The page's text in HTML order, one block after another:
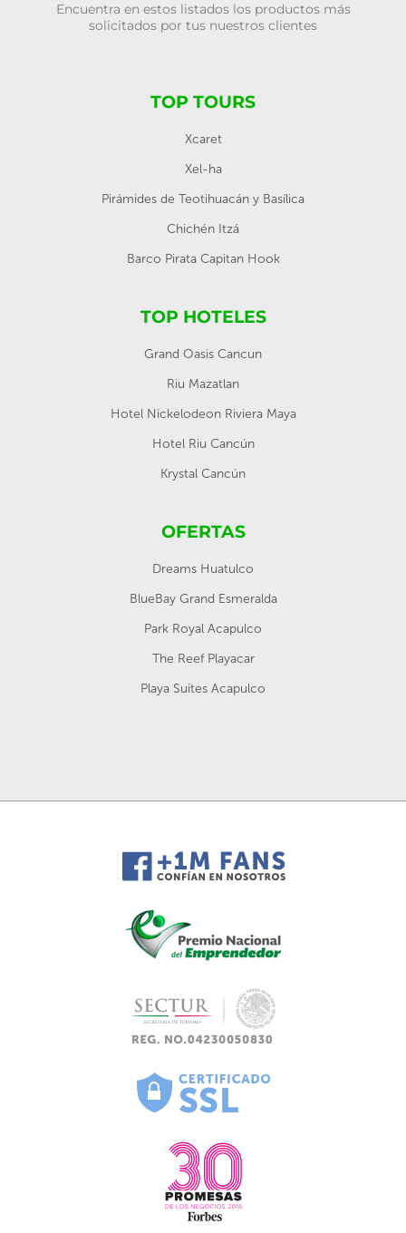
Encuentra en estos listados los productos más
solicitados por tus nuestros clientes
TOP TOURS
Xcaret
Xel-ha
Pirámides de Teotihuacán y Basílica
Chichén Itzá
Barco Pirata Capitan Hook
TOP HOTELES
Grand Oasis Cancun
Riu Mazatlan
Hotel Nickelodeon Riviera Maya
Hotel Riu Cancún
Krystal Cancún
OFERTAS
Dreams Huatulco
BlueBay Grand Esmeralda
Park Royal Acapulco
The Reef Playacar
Playa Suites Acapulco